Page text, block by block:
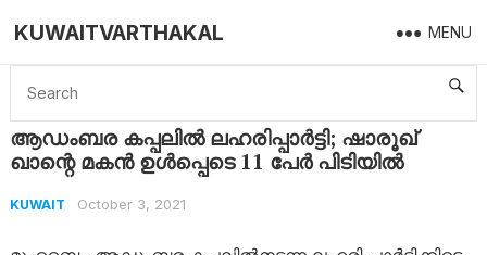
KUWAITVARTHAKAL MENU
Home Kuwait ആഡംബര കപ്പലിൽ ലഹരിപ്പാർട്ടി; ഷാരൂഖ് ഖാന്റെ മകൻ ഉൾപ്പെടെ 11 പേർ പിടിയിൽ
ആഡംബര കപ്പലിൽ ലഹരിപ്പാർട്ടി; ഷാരൂഖ്
ഖാന്റെ മകൻ ഉൾപ്പെടെ 11 പേർ പിടിയിൽ
KUWAIT October 3, 2021